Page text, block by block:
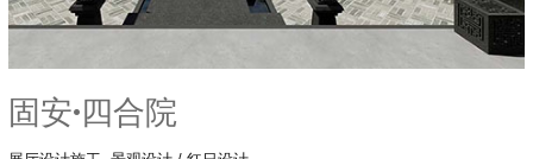
固安·四合院